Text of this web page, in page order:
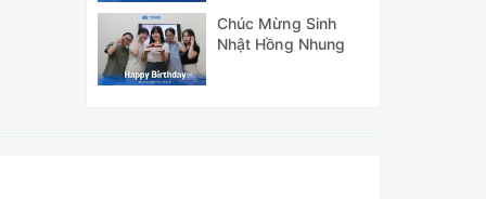
Chúc Mừng Sinh
Nhật Hồng Nhung